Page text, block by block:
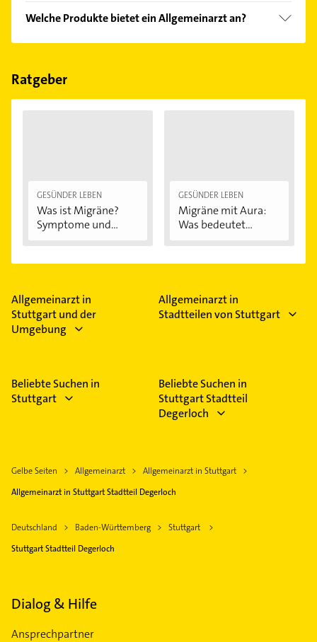
Blutdruckmessung, Belastungs-EKG, Diabetes, EKG
und Ernährungsberatung.
Welche Produkte bietet ein Allgemeinarzt an?
Das Angebot umfasst unter anderem Check-Up,
Ratgeber
GESÜNDER LEBEN
Was ist Migräne?
Symptome und...
GESÜNDER LEBEN
Migräne mit Aura:
Was bedeutet...
Allgemeinarzt in
Stuttgart und der
Umgebung
Allgemeinarzt in
Stadtteilen von Stuttgart
Beliebte Suchen in
Stuttgart
Beliebte Suchen in
Stuttgart Stadtteil
Degerloch
Gelbe Seiten Allgemeinarzt
Allgemeinarzt in Stuttgart
Allgemeinarzt in Stuttgart Stadtteil Degerloch
Deutschland Baden-Württemberg
Stuttgart
Stuttgart Stadtteil Degerloch
Dialog & Hilfe
Ansprechpartner